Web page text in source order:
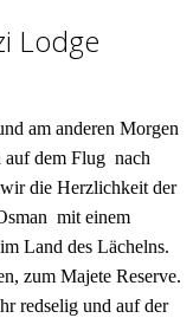
Lodge
am anderen Morgen
dem Flug nach
die Herzlichkeit der
mit einem
Land des Lächelns.
zum Majete Reserve.
redselig und auf der